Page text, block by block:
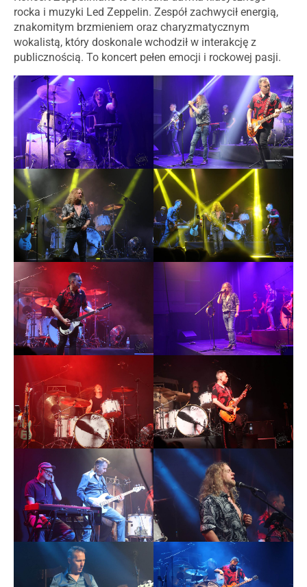
rocka i muzyki Led Zeppelin. Zespół zachwycił energią,
znakomitym brzmieniem oraz charyzmatycznym
wokalistą, który doskonale wchodził w interakcję z
publicznością. To koncert pełen emocji i rockowej pasji.